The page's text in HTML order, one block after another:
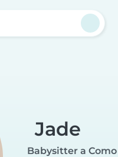
Jade
Babysitter a Como